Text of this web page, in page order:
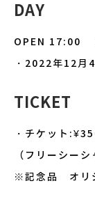
DAY
OPEN 17:00
・2022年12月
TICKET
・チケット
（フリーシー
※記念品 オリ